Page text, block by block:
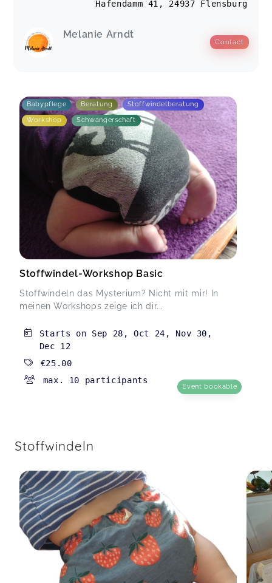
Hafendamm 41, 24937 Flensburg
Melanie Arndt
Contact
Babypflege Beratung Stoffwindelberatung
Workshop Schwangerschaft
Stoffwindel-Workshop Basic
Stoffwindeln das Mysterium? Nicht mit mir! In
meinen Workshops zeige ich dir...
Starts on Sep 28 ,Oct 24 , Nov 30 ,
Dec 12
€25.00
max. 10 participants
Event bookable
Stoffwindeln